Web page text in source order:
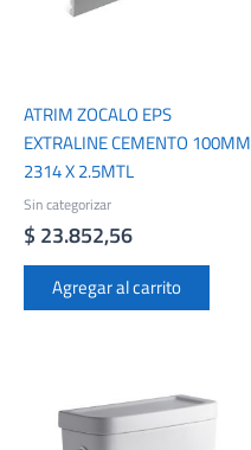
ATRIM ZOCALO EPS
EXTRALINE CEMENTO 100MM
2314 X 2.5MTL
Sin categorizar
$ 23.852,56
Agregar al carrito